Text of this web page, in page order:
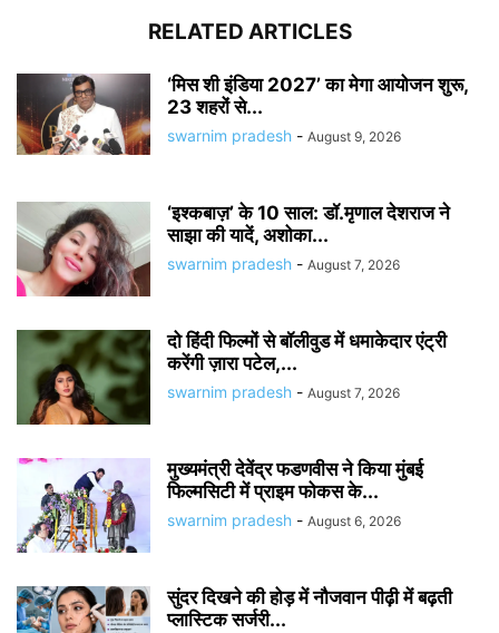
RELATED ARTICLES
‘मिस शी इंडिया 2027’ का मेगा आयोजन शुरू,
23 शहरों से...
swarnim pradesh - August 9, 2026
‘इश्कबाज़’ के 10 साल: डॉ.मृणाल देशराज ने
साझा की यादें, अशोका...
swarnim pradesh - August 7, 2026
दो हिंदी फिल्मों से बॉलीवुड में धमाकेदार एंट्री
करेंगी ज़ारा पटेल,...
swarnim pradesh - August 7, 2026
मुख्यमंत्री देवेंद्र फडणवीस ने किया मुंबई
फिल्मसिटी में प्राइम फोकस के...
swarnim pradesh - August 6, 2026
सुंदर दिखने की होड़ में नौजवान पीढ़ी में बढ़ती
प्लास्टिक सर्जरी...